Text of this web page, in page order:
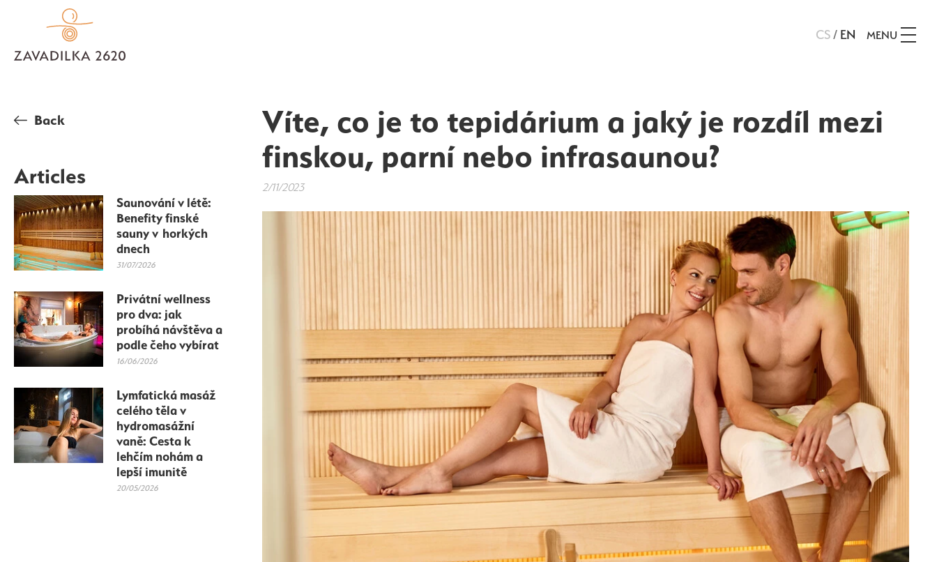
CS/ EN MENU
Back
Articles
Saunování v létě:
Benefity finské
sauny v horkých
dnech
31/07/2026
Privátní wellness
pro dva: jak
probíhá návštěva a
podle čeho vybírat
16/06/2026
Lymfatická masáž
celého těla v
hydromasážní
vaně: Cesta k
lehčím nohám a
lepší imunitě
20/05/2026
Víte, co je to tepidárium a jaký je rozdíl mezi
finskou, parní nebo infrasaunou?
2/11/2023